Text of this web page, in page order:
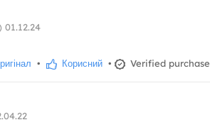
01.12.24
• Корисний • Verified purchase